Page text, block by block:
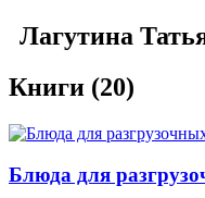
Лагутина
Книги (20)
Блюда для